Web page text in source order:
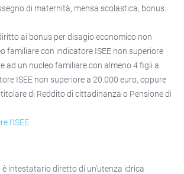
di maternità, mensa scolastica, bonus
ai bonus per disagio economico non
familiare con indicatore ISEE non superiore
ad un nucleo familiare con almeno 4 figli a
ISEE non superiore a 20.000 euro, oppure
di Reddito di cittadinanza o Pensione di
l'ISEE
è intestatario diretto di un'utenza idrica